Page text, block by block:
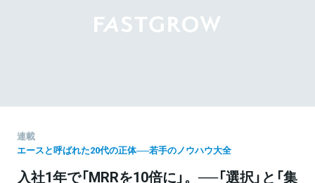
連載
エースと呼ばれた20代の正体──若手のノウハウ大全
入社1年で「MRRを10倍に」。──「選択」と「集